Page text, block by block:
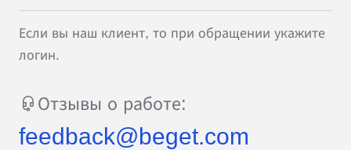
Если вы наш клиент, то при обращении укажите
логин.
Отзывы о работе:
feedback@beget.com